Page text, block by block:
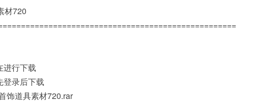
材720
进行下载
登录后下载
饰道具素材720.rar